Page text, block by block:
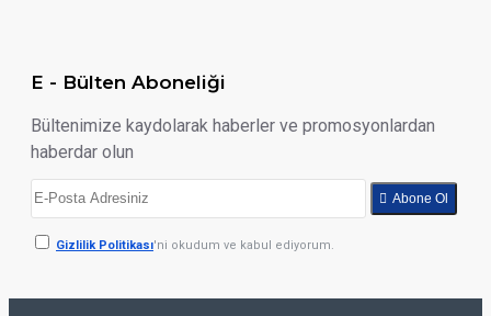
E - Bülten Aboneliği
Bültenimize kaydolarak haberler ve promosyonlardan
haberdar olun
Abone Ol
Gizlilik Politikası'ni okudum ve kabul ediyorum.